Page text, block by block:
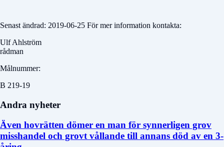
Senast ändrad: 2019-06-25 För mer information kontakta:
Ulf Ahlström
rådman
Målnummer:
B 219-19
Andra nyheter
Även hovrätten dömer en man för synnerligen grov
misshandel och grovt vållande till annans död av en 3-